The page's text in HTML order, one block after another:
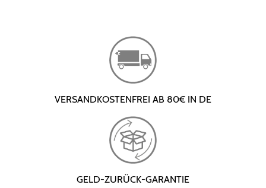
VERSANDKOSTENFREI AB 80€ IN DE
GELD-ZURÜCK-GARANTIE